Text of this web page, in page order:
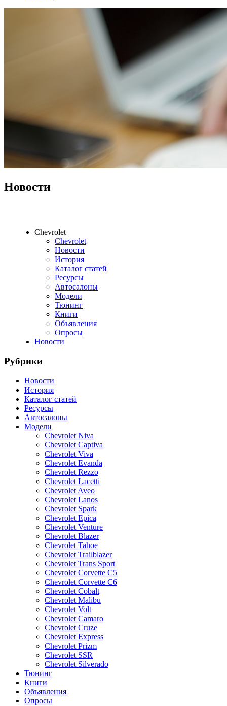
Новости
Chevrolet
Chevrolet
Новости
История
Каталог статей
Ресурсы
Автосалоны
Модели
Тюнинг
Книги
Объявления
Опросы
Новости
Рубрики
Новости
История
Каталог статей
Ресурсы
Автосалоны
Модели
Chevrolet Niva
Chevrolet Captiva
Chevrolet Viva
Chevrolet Evanda
Chevrolet Rezzo
Chevrolet Lacetti
Chevrolet Aveo
Chevrolet Lanos
Chevrolet Spark
Chevrolet Epica
Chevrolet Venture
Chevrolet Blazer
Chevrolet Tahoe
Chevrolet Trailblazer
Chevrolet Trans Sport
Chevrolet Corvette C5
Chevrolet Corvette C6
Chevrolet Cobalt
Chevrolet Malibu
Chevrolet Volt
Chevrolet Camaro
Chevrolet Cruze
Chevrolet Express
Chevrolet Prizm
Chevrolet SSR
Chevrolet Silverado
Тюнинг
Книги
Объявления
Опросы